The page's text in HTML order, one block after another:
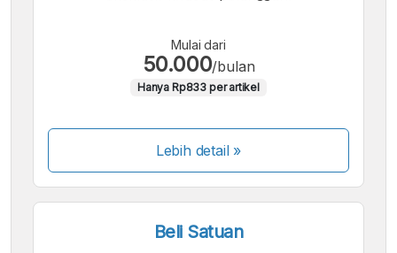
Mulai dari
50.000/bulan
Hanya Rp833 per artikel
Lebih detail »
Beli Satuan